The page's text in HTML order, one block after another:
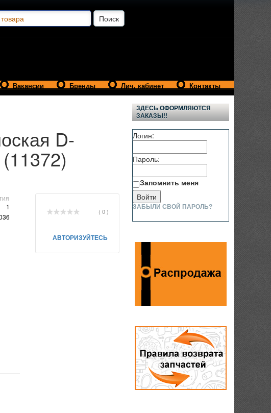
Вакансии Бренды Лич. кабинет Контакты
D-
1
( 0 )
АВТОРИЗУЙТЕСЬ
ЗДЕСЬ ОФОРМЛЯЮТСЯ
ЗАКАЗЫ!!
Логин:
Пароль:
Запомнить меня
ЗАБЫЛИ СВОЙ ПАРОЛЬ?